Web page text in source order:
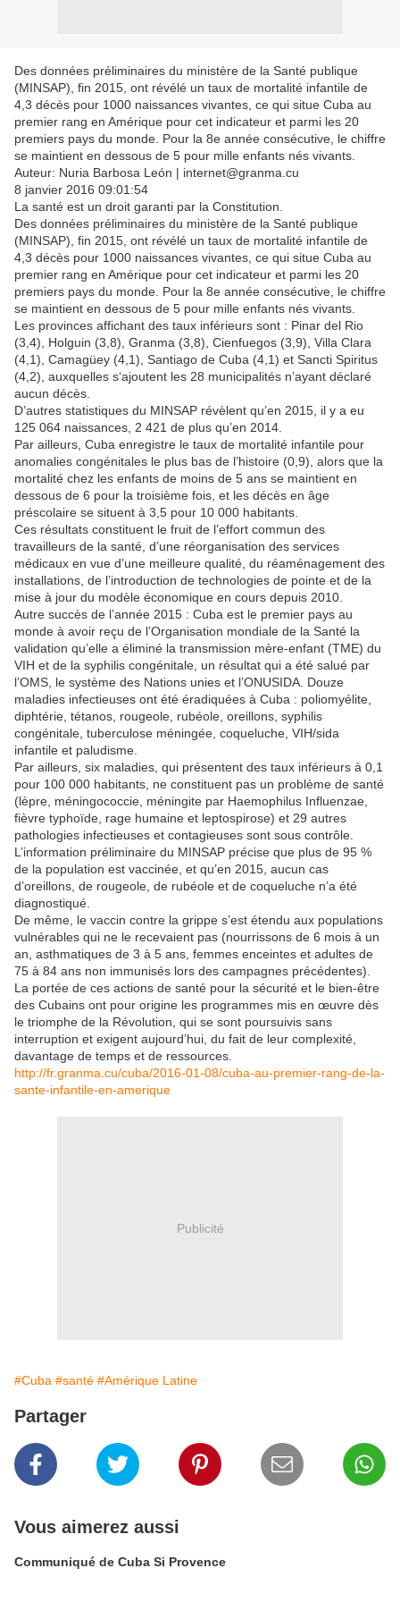
Des données préliminaires du ministère de la Santé publique
(MINSAP), fin 2015, ont révélé un taux de mortalité infantile de
4,3 décès pour 1000 naissances vivantes, ce qui situe Cuba au
premier rang en Amérique pour cet indicateur et parmi les 20
premiers pays du monde. Pour la 8e année consécutive, le chiffre
se maintient en dessous de 5 pour mille enfants nés vivants.
Auteur: Nuria Barbosa León | internet@granma.cu
8 janvier 2016 09:01:54
La santé est un droit garanti par la Constitution.
Des données préliminaires du ministère de la Santé publique
(MINSAP), fin 2015, ont révélé un taux de mortalité infantile de
4,3 décès pour 1000 naissances vivantes, ce qui situe Cuba au
premier rang en Amérique pour cet indicateur et parmi les 20
premiers pays du monde. Pour la 8e année consécutive, le chiffre
se maintient en dessous de 5 pour mille enfants nés vivants.
Les provinces affichant des taux inférieurs sont : Pinar del Rio
(3,4), Holguin (3,8), Granma (3,8), Cienfuegos (3,9), Villa Clara
(4,1), Camagüey (4,1), Santiago de Cuba (4,1) et Sancti Spiritus
(4,2), auxquelles s‘ajoutent les 28 municipalités n’ayant déclaré
aucun décès.
D’autres statistiques du MINSAP révèlent qu’en 2015, il y a eu
125 064 naissances, 2 421 de plus qu’en 2014.
Par ailleurs, Cuba enregistre le taux de mortalité infantile pour
anomalies congénitales le plus bas de l’histoire (0,9), alors que la
mortalité chez les enfants de moins de 5 ans se maintient en
dessous de 6 pour la troisième fois, et les décès en âge
préscolaire se situent à 3,5 pour 10 000 habitants.
Ces résultats constituent le fruit de l’effort commun des
travailleurs de la santé, d’une réorganisation des services
médicaux en vue d’une meilleure qualité, du réaménagement des
installations, de l’introduction de technologies de pointe et de la
mise à jour du modèle économique en cours depuis 2010.
Autre succès de l’année 2015 : Cuba est le premier pays au
monde à avoir reçu de l’Organisation mondiale de la Santé la
validation qu’elle a éliminé la transmission mère-enfant (TME) du
VIH et de la syphilis congénitale, un résultat qui a été salué par
l’OMS, le système des Nations unies et l’ONUSIDA. Douze
maladies infectieuses ont été éradiquées à Cuba : poliomyélite,
diphtérie, tétanos, rougeole, rubéole, oreillons, syphilis
congénitale, tuberculose méningée, coqueluche, VIH/sida
infantile et paludisme.
Par ailleurs, six maladies, qui présentent des taux inférieurs à 0,1
pour 100 000 habitants, ne constituent pas un problème de santé
(lèpre, méningococcie, méningite par Haemophilus Influenzae,
fièvre typhoïde, rage humaine et leptospirose) et 29 autres
pathologies infectieuses et contagieuses sont sous contrôle.
L’information préliminaire du MINSAP précise que plus de 95 %
de la population est vaccinée, et qu’en 2015, aucun cas
d’oreillons, de rougeole, de rubéole et de coqueluche n’a été
diagnostiqué.
De même, le vaccin contre la grippe s’est étendu aux populations
vulnérables qui ne le recevaient pas (nourrissons de 6 mois à un
an, asthmatiques de 3 à 5 ans, femmes enceintes et adultes de
75 à 84 ans non immunisés lors des campagnes précédentes).
La portée de ces actions de santé pour la sécurité et le bien-être
des Cubains ont pour origine les programmes mis en œuvre dès
le triomphe de la Révolution, qui se sont poursuivis sans
interruption et exigent aujourd’hui, du fait de leur complexité,
davantage de temps et de ressources.
http://fr.granma.cu/cuba/2016-01-08/cuba-au-premier-rang-de-la-
sante-infantile-en-amerique
Publicité
#Cuba #santé #Amérique Latine
Partager
Vous aimerez aussi
Communiqué de Cuba Si Provence